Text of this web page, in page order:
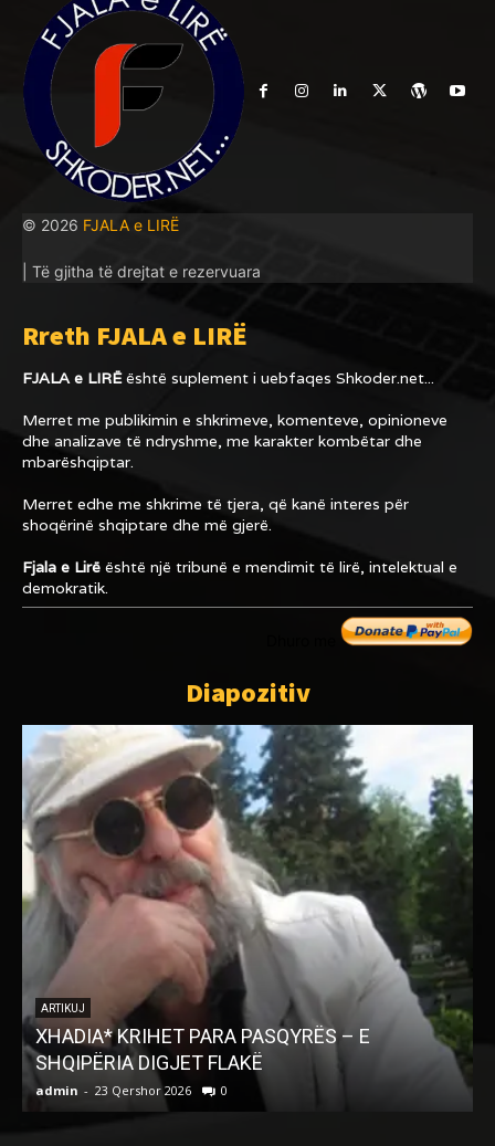
© 2026 FJALA e LIRË
| Të gjitha të drejtat e rezervuara
Rreth FJALA e LIRË
FJALA e LIRËështë suplement i uebfaqes Shkoder.net...
Merret me publikimin e shkrimeve, komenteve, opinioneve
dhe analizave të ndryshme, me karakter kombëtar dhe
mbarëshqiptar.
Merret edhe me shkrime të tjera, që kanë interes për
shoqërinë shqiptare dhe më gjerë.
Fjala e Lirë është një tribunë e mendimit të lirë, intelektual e
demokratik.
Diapozitiv
ARTIKUJ
XHADIA* KRIHET PARA PASQYRËS – E
SHQIPËRIA DIGJET FLAKË
admin - 23 Qershor 2026 0